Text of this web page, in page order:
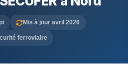
Mis à jour avril 2026
ferroviaire